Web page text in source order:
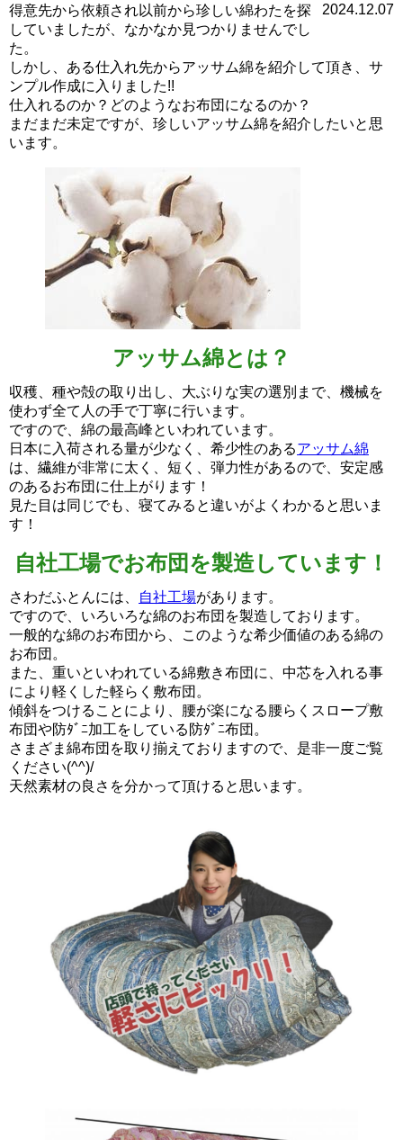
2024.12.07
得意先から依頼され以前から珍しい綿わたを探
していましたが、なかなか見つかりませんでし
た。
しかし、ある仕入れ先からアッサム綿を紹介して頂き、サ
ンプル作成に入りました!!
仕入れるのか？どのようなお布団になるのか？
まだまだ未定ですが、珍しいアッサム綿を紹介したいと思
います。
アッサム綿とは？
収穫、種や殻の取り出し、大ぶりな実の選別まで、機械を
使わず全て人の手で丁寧に行います。
ですので、綿の最高峰といわれています。
日本に入荷される量が少なく、希少性のあるアッサム綿
は、繊維が非常に太く、短く、弾力性があるので、安定感
のあるお布団に仕上がります！
見た目は同じでも、寝てみると違いがよくわかると思いま
す！
自社工場でお布団を製造しています！
さわだふとんには、 自社工場があります。
ですので、いろいろな綿のお布団を製造しております。
一般的な綿のお布団から、このような希少価値のある綿の
お布団。
また、重いといわれている綿敷き布団に、中芯を入れる事
により軽くした軽らく敷布団。
傾斜をつけることにより、腰が楽になる腰らくスロープ敷
布団や防ﾀﾞﾆ加工をしている防ﾀﾞﾆ布団。
さまざま綿布団を取り揃えておりますので、是非一度ご覧
ください(^^)/
天然素材の良さを分かって頂けると思います。